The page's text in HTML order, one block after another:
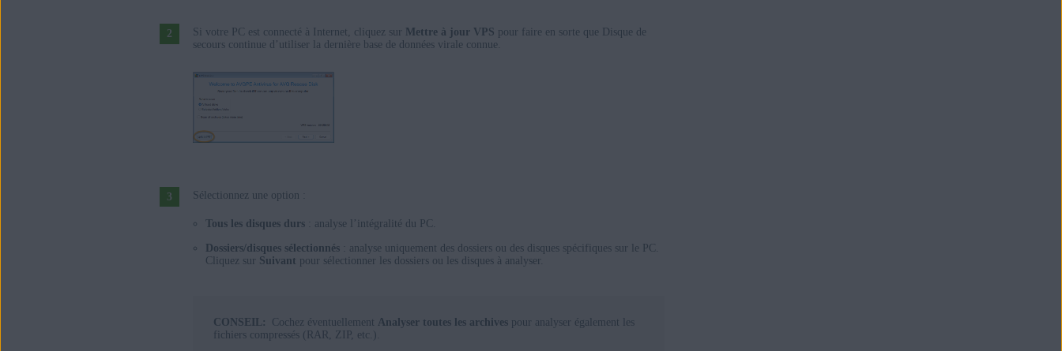
Si votre PC est connecté à Internet, cliquez sur Mettre à jour VPS pour faire en sorte que Disque de
secours continue d’utiliser la dernière base de données virale connue.
Sélectionnez une option :
Tous les disques durs : analyse l’intégralité du PC.
Dossiers/disques sélectionnés : analyse uniquement des dossiers ou des disques spécifiques sur le PC.
Cliquez sur Suivant pour sélectionner les dossiers ou les disques à analyser.
CONSEIL: Cochez éventuellement Analyser toutes les archives pour analyser également les
fichiers compressés (RAR, ZIP, etc.).